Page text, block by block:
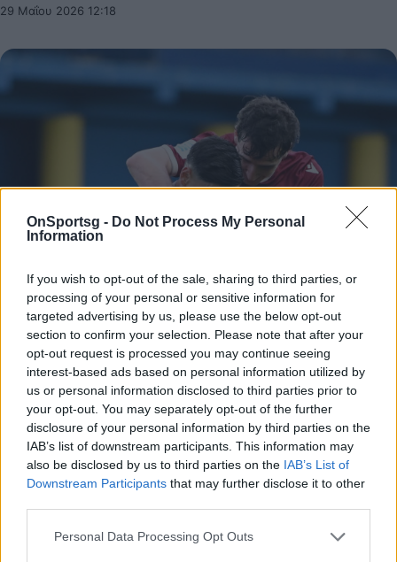
OnSportsg - Do Not Process My Personal
Information
If you wish to opt-out of the sale, sharing to third parties, or
processing of your personal or sensitive information for
targeted advertising by us, please use the below opt-out
section to confirm your selection. Please note that after your
opt-out request is processed you may continue seeing
interest-based ads based on personal information utilized by
us or personal information disclosed to third parties prior to
your opt-out. You may separately opt-out of the further
disclosure of your personal information by third parties on the
IAB’s list of downstream participants. This information may
also be disclosed by us to third parties on the IAB’s List of
Downstream Participants that may further disclose it to other
Personal Data Processing Opt Outs
29 Μαΐου 2026 12:18
Παναιτωλικός-Αστέρας AKTOR 1-2: Έκλεισαν
στο Αγρίνιο. Το προβάδισμα στους Αρκάδες έδωσε ο